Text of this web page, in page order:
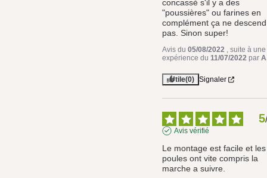
concassé s'il y a des
"poussières" ou farines en
complément ça ne descend
pas. Sinon super!
Avis du05/08/2022 , suite à une
expérience du11/07/2022 par
Utile(0) Signaler
5
Avis vérifié
Le montage est facile et les
poules ont vite compris la
marche a suivre.